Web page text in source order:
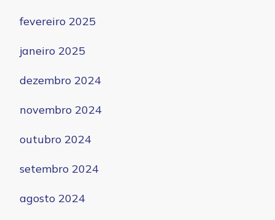
fevereiro 2025
janeiro 2025
dezembro 2024
novembro 2024
outubro 2024
setembro 2024
agosto 2024